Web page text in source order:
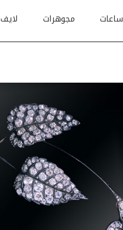
ساعات مجوهرات